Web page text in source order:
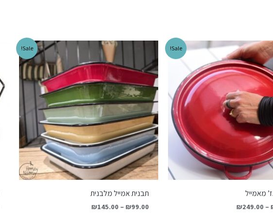
Sale!
מאמייל
–
₪249.00
Sale!
תבנית אמייל מלבנית
₪99.00
–
₪145.00